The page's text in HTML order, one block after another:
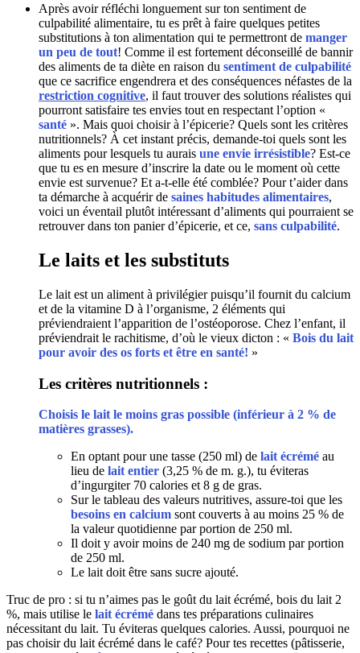
Après avoir réfléchi longuement sur ton sentiment de
culpabilité alimentaire, tu es prêt à faire quelques petites
substitutions à ton alimentation qui te permettront de manger
un peu de tout! Comme il est fortement déconseillé de bannir
des aliments de ta diète en raison du sentiment de culpabilité
que ce sacrifice engendrera et des conséquences néfastes de la
restriction cognitive, il faut trouver des solutions réalistes qui
pourront satisfaire tes envies tout en respectant l’option «
santé ». Mais quoi choisir à l’épicerie? Quels sont les critères
nutritionnels? À cet instant précis, demande-toi quels sont les
aliments pour lesquels tu aurais une envie irrésistible? Est-ce
que tu es en mesure d’inscrire la date ou le moment où cette
envie est survenue? Et a-t-elle été comblée? Pour t’aider dans
ta démarche à acquérir de saines habitudes alimentaires,
voici un éventail plutôt intéressant d’aliments qui pourraient se
retrouver dans ton panier d’épicerie, et ce, sans culpabilité.
Le laits et les substituts
Le lait est un aliment à privilégier puisqu’il fournit du calcium
et de la vitamine D à l’organisme, 2 éléments qui
préviendraient l’apparition de l’ostéoporose. Chez l’enfant, il
préviendrait le rachitisme, d’où le vieux dicton : « Bois du lait
pour avoir des os forts et être en santé! »
Les critères nutritionnels :
Choisis le lait le moins gras possible (inférieur à 2 % de
matières grasses).
En optant pour une tasse (250 ml) de lait écrémé au
lieu de lait entier (3,25 % de m. g.), tu éviteras
d’ingurgiter 70 calories et 8 g de gras.
Sur le tableau des valeurs nutritives, assure-toi que les
besoins en calcium sont couverts à au moins 25 % de
la valeur quotidienne par portion de 250 ml.
Il doit y avoir moins de 240 mg de sodium par portion
de 250 ml.
Le lait doit être sans sucre ajouté.
Truc de pro : si tu n’aimes pas le goût du lait écrémé, bois du lait 2
%, mais utilise le lait écrémé dans tes préparations culinaires
nécessitant du lait. Tu éviteras quelques calories. Aussi, pourquoi ne
pas choisir du lait écrémé dans le café? Pour tes recettes (pâtisserie,